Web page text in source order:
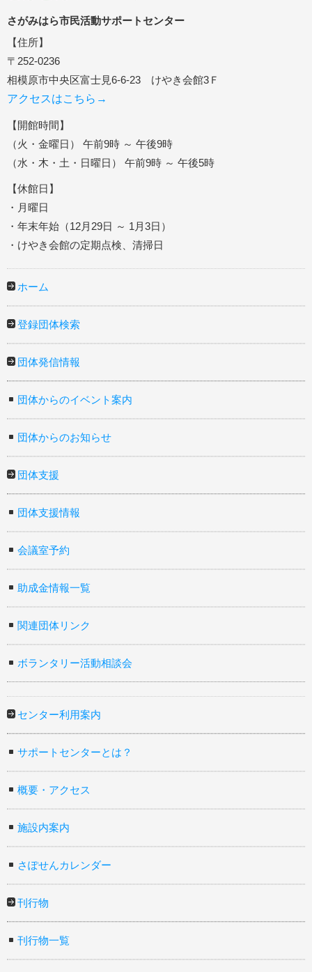
さがみはら市民活動サポートセンター
【住所】
〒252-0236
相模原市中央区富士見6-6-23 けやき会館3Ｆ
アクセスはこちら→
【開館時間】
（火・金曜日） 午前9時 ～ 午後9時
（水・木・土・日曜日） 午前9時 ～ 午後5時
【休館日】
・月曜日
・年末年始（12月29日 ～ 1月3日）
・けやき会館の定期点検、清掃日
ホーム
登録団体検索
団体発信情報
団体からのイベント案内
団体からのお知らせ
団体支援
団体支援情報
会議室予約
助成金情報一覧
関連団体リンク
ボランタリー活動相談会
センター利用案内
サポートセンターとは？
概要・アクセス
施設内案内
さぽせんカレンダー
刊行物
刊行物一覧